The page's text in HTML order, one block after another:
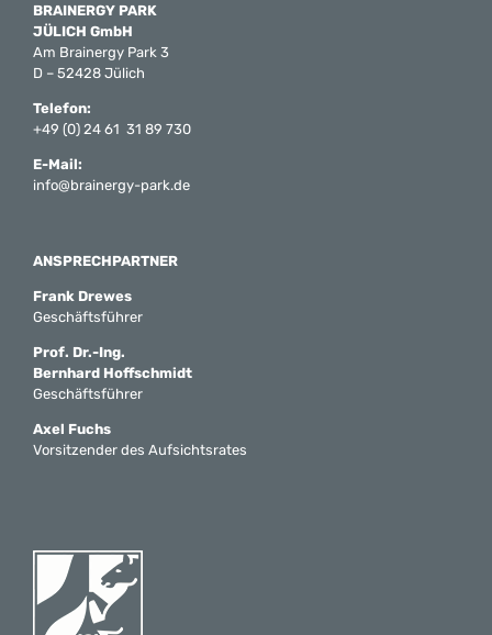
BRAINERGY PARK
JÜLICH GmbH
Am Brainergy Park 3
D – 52428 Jülich
Telefon:
+49 (0) 24 61 31 89 730
E-Mail:
info@brainergy-park.de
ANSPRECHPARTNER
Frank Drewes
Geschäftsführer
Prof. Dr.-Ing.
Bernhard Hoffschmidt
Geschäftsführer
Axel Fuchs
Vorsitzender des Aufsichtsrates